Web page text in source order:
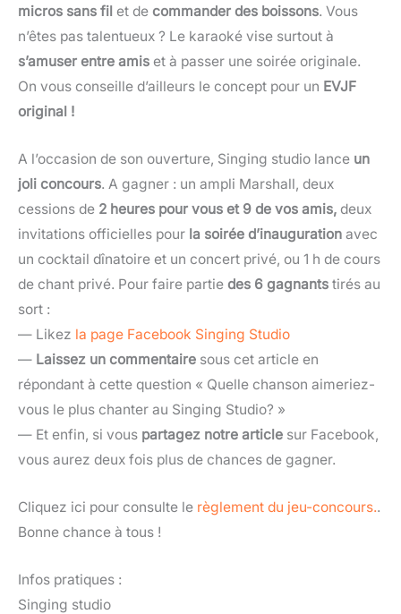
micros sans fil et de commander des boissons. Vous
n’êtes pas talentueux ? Le karaoké vise surtout à
s’amuser entre amis et à passer une soirée originale.
On vous conseille d’ailleurs le concept pour un EVJF
original !
A l’occasion de son ouverture, Singing studio lance un
joli concours. A gagner : un ampli Marshall, deux
cessions de 2 heures pour vous et 9 de vos amis, deux
invitations officielles pour la soirée d’inauguration avec
un cocktail dînatoire et un concert privé, ou 1 h de cours
de chant privé. Pour faire partie des 6 gagnants tirés au
sort :
— Likez la page Facebook Singing Studio
— Laissez un commentaire sous cet article en
répondant à cette question « Quelle chanson aimeriez-
vous le plus chanter au Singing Studio? »
— Et enfin, si vous partagez notre article sur Facebook,
vous aurez deux fois plus de chances de gagner.
Cliquez ici pour consulte le règlement du jeu-concours..
Bonne chance à tous !
Infos pratiques :
Singing studio